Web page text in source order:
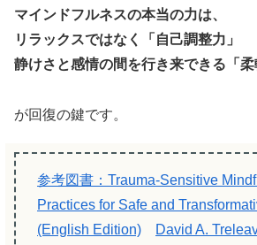
マインドフルネスの本当の力は、
リラックスではなく「自己調整力」
静けさと感情の間を行き来できる「
が回復の鍵です。
参考図書：Trauma-Sensitive
Practices for Safe and
(English Edition)
David A.